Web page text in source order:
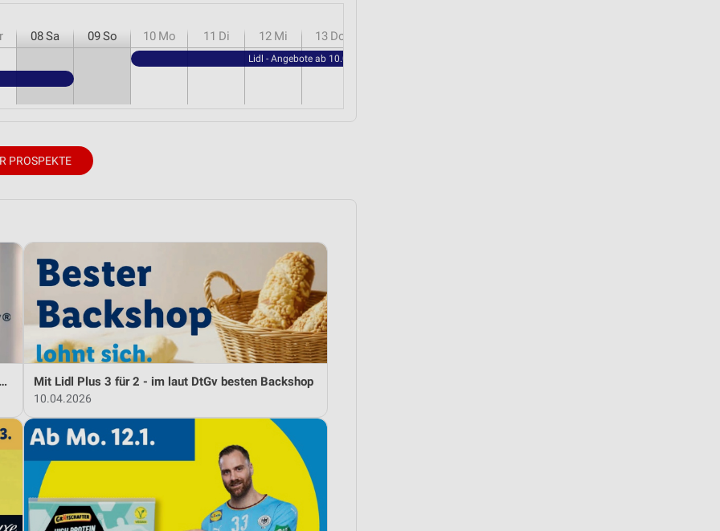
08Sa 09So 10 Mo 11 Di 12 Mi 13 Do
Lidl - Angebote ab 10.08.
PROSPEKTE
Erlebe mit Lidl und Andre Agassi die neuesten Silvercrest Küchengeräte Mit Lidl Plus 3 für 2 - im laut DtGv besten Backshop
10.04.2026